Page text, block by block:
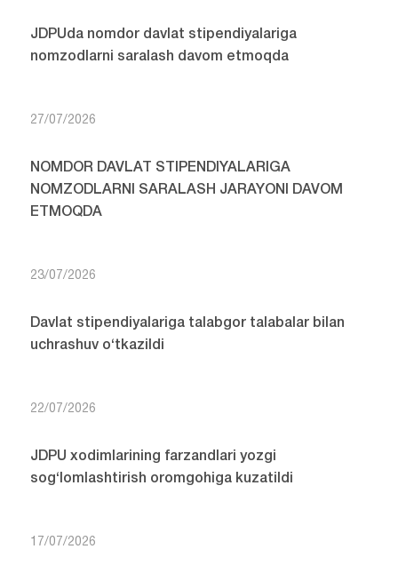
JDPUda nomdor davlat stipendiyalariga
nomzodlarni saralash davom etmoqda
27/07/2026
NOMDOR DAVLAT STIPENDIYALARIGA
NOMZODLARNI SARALASH JARAYONI DAVOM
ETMOQDA
23/07/2026
Davlat stipendiyalariga talabgor talabalar bilan
uchrashuv o‘tkazildi
22/07/2026
JDPU xodimlarining farzandlari yozgi
sog‘lomlashtirish oromgohiga kuzatildi
17/07/2026